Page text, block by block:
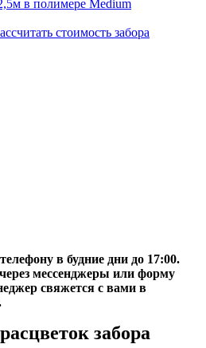
стоимость забора
в будние дни до 17:00.
мессенджеры или форму
свяжется с вами в
забора